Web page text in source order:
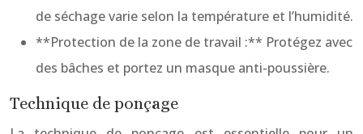
de séchage varie selon la température et l’humidité.
**Protection de la zone de travail :** Protégez avec
des bâches et portez un masque anti-poussière.
Technique de ponçage